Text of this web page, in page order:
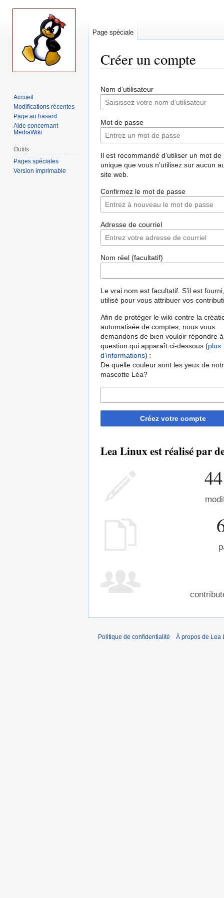
Créer un compte
à
à
Nom d’utilisateur
Mot de passe
Il est recommandé d’utiliser un mot de
unique que vous n’utilisez sur aucun
site web.
Confirmez le mot de passe
Adresse de courriel
Nom réel (facultatif)
Le vrai nom est facultatif. S’il est
utilisé pour vous attribuer vos
Afin de protéger le wiki contre la
automatisée de comptes, nous vous
demandons de bien vouloir répondre
question qui apparaît ci-dessous (plus
d’informations) :
De quelle couleur sont les yeux de
mascotte Léa?
Créez votre compte
Lea Linux est réalisé par
Page spéciale
Accueil
Modifications récentes
Page au hasard
Aide concernant
MediaWiki
Outils
Pages spéciales
Version imprimable
Politique de confidentialité À propos de Lea